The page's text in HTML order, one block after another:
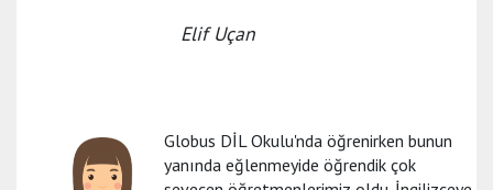
Elif Uçan
Globus DİL Okulu'nda öğrenirken bunun
yanında eğlenmeyide öğrendik çok